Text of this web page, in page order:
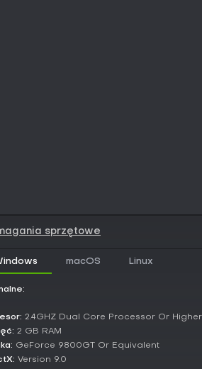
sprzętowe
macOS Linux
2.4GHZ Dual Core Processor Or Higher
2 GB RAM
GeForce 9800GT Or Equivalent
Version 9.0